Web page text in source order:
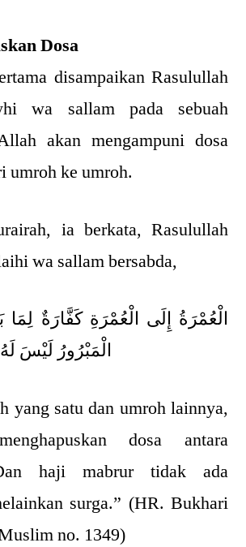
Dosa
disampaikan Rasulullah
wa sallam pada sebuah
akan mengampuni dosa
umroh ke umroh.
ia berkata, Rasulullah
wa sallam bersabda,
الْعُمْرَةُ إِلَى الْعُمْرَةِ كَفَّارَةٌ لِمَا
الْمَبْرُورُ لَيْسَ لَهُ
yang satu dan umroh lainnya,
dosa antara
haji mabrur tidak ada
surga.” (HR. Bukhari
no. 1349)